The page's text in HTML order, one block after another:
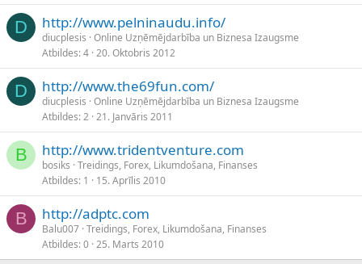
D http://www.pelninaudu.info/
diucplesis Online Uzņēmējdarbība un Biznesa Izaugsme
Atbildes 4 20. Oktobris 2012
D http://www.the69fun.com/
diucplesis Online Uzņēmējdarbība un Biznesa Izaugsme
Atbildes 2 21. Janvāris 2011
B http://www.tridentventure.com
bosiks Treidings, Forex, Likumdošana, Finanses
Atbildes 1 15. Aprīlis 2010
B http://adptc.com
Balu007 Treidings, Forex, Likumdošana, Finanses
Atbildes 0 25. Marts 2010